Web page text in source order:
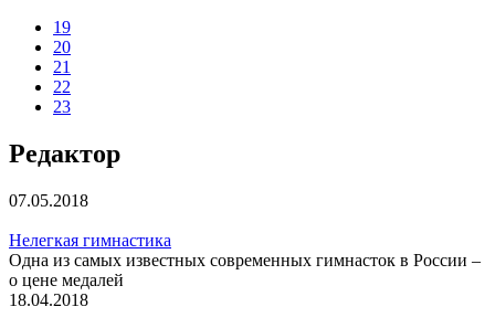
19
20
21
22
23
Редактор
07.05.2018
Нелегкая гимнастика
Одна из самых известных современных гимнасток в России –
о цене медалей
18.04.2018